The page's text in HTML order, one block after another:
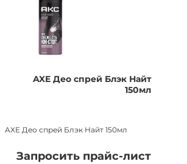
AXE Део спрей Блэк Найт
150мл
AXE Део спрей Блэк Найт 150мл
Запросить прайс-лист